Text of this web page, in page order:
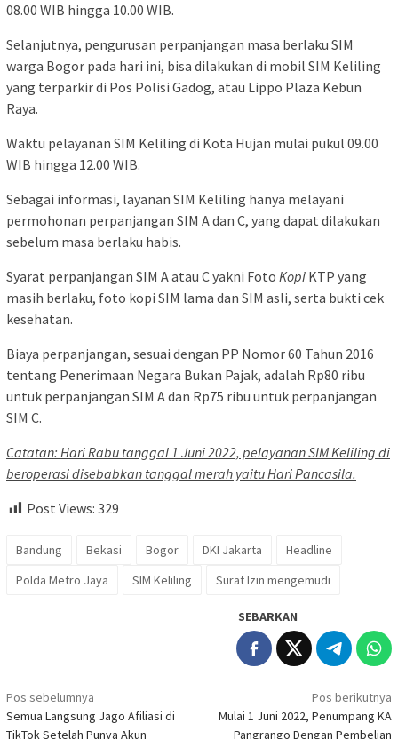
08.00 WIB hingga 10.00 WIB.
Selanjutnya, pengurusan perpanjangan masa berlaku SIM
warga Bogor pada hari ini, bisa dilakukan di mobil SIM Keliling
yang terparkir di Pos Polisi Gadog, atau Lippo Plaza Kebun
Raya.
Waktu pelayanan SIM Keliling di Kota Hujan mulai pukul 09.00
WIB hingga 12.00 WIB.
Sebagai informasi, layanan SIM Keliling hanya melayani
permohonan perpanjangan SIM A dan C, yang dapat dilakukan
sebelum masa berlaku habis.
Syarat perpanjangan SIM A atau C yakni Foto Kopi KTP yang
masih berlaku, foto kopi SIM lama dan SIM asli, serta bukti cek
kesehatan.
Biaya perpanjangan, sesuai dengan PP Nomor 60 Tahun 2016
tentang Penerimaan Negara Bukan Pajak, adalah Rp80 ribu
untuk perpanjangan SIM A dan Rp75 ribu untuk perpanjangan
SIM C.
Catatan: Hari Rabu tanggal 1 Juni 2022, pelayanan SIM Keliling di
beroperasi disebabkan tanggal merah yaitu Hari Pancasila.
Post Views: 329
Bandung Bekasi Bogor DKI Jakarta
Headline
Polda Metro Jaya
SIM Keliling Surat Izin mengemudi
SEBARKAN
Navigasi
pos
Pos sebelumnya
Semua Langsung Jago Afiliasi di
TikTok Setelah Punya Akun
Pos berikutnya
Mulai 1 Juni 2022, Penumpang KA
Pangrango Dengan Pembelian